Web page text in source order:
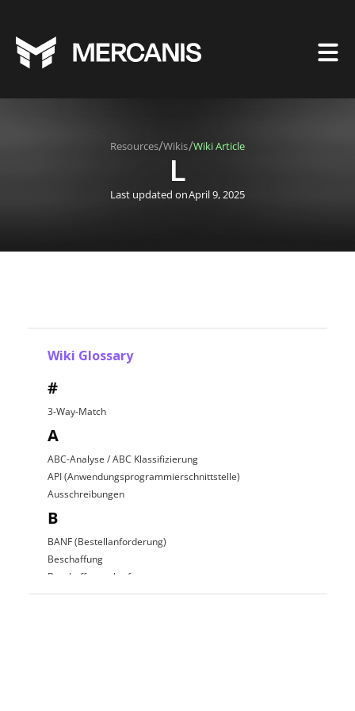
Resources/Wikis/Wiki Article
L
Last updated onApril 9, 2025
Wiki Glossary
#
3-Way-Match
A
ABC-Analyse / ABC Klassifizierung
API (Anwendungsprogrammierschnittstelle)
Ausschreibungen
B
BANF (Bestellanforderung)
Beschaffung
Beschaffungsplattform
Beschaffungsprozess